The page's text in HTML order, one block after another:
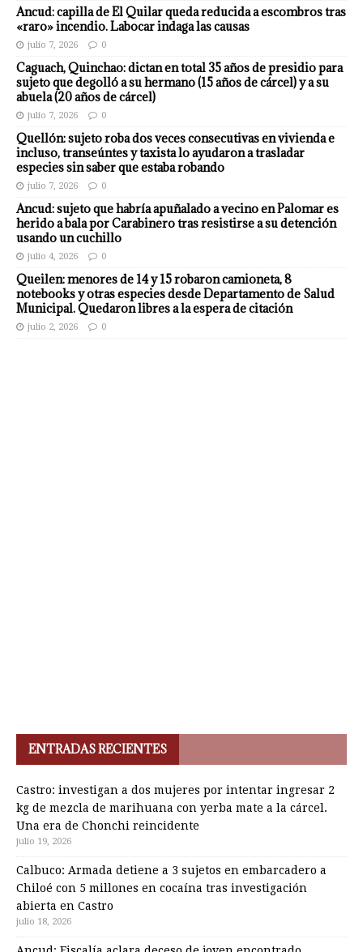
Ancud: capilla de El Quilar queda reducida a escombros tras
«raro» incendio. Labocar indaga las causas
julio 7, 2026 0
Caguach, Quinchao: dictan en total 35 años de presidio para
sujeto que degolló a su hermano (15 años de cárcel) y a su
abuela (20 años de cárcel)
julio 7, 2026 0
Quellón: sujeto roba dos veces consecutivas en vivienda e
incluso, transeúntes y taxista lo ayudaron a trasladar
especies sin saber que estaba robando
julio 7, 2026 0
Ancud: sujeto que habría apuñalado a vecino en Palomar es
herido a bala por Carabinero tras resistirse a su detención
usando un cuchillo
julio 4, 2026 0
Queilen: menores de 14 y 15 robaron camioneta, 8
notebooks y otras especies desde Departamento de Salud
Municipal. Quedaron libres a la espera de citación
julio 2, 2026 0
ENTRADAS RECIENTES
Castro: investigan a dos mujeres por intentar ingresar 2
kg de mezcla de marihuana con yerba mate a la cárcel.
Una era de Chonchi reincidente
julio 19, 2026
Calbuco: Armada detiene a 3 sujetos en embarcadero a
Chiloé con 5 millones en cocaína tras investigación
abierta en Castro
julio 18, 2026